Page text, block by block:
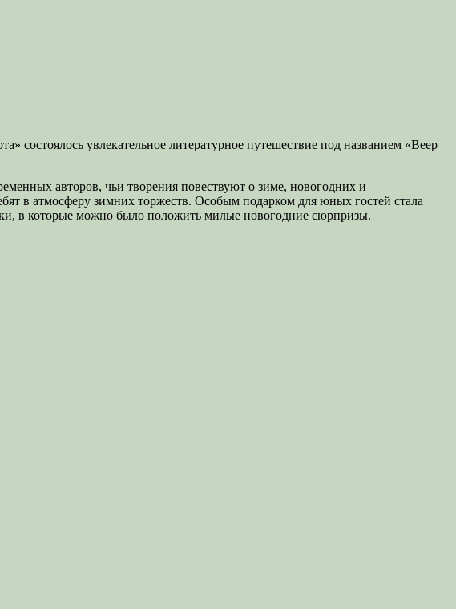
увлекательное литературное путешествие под названием «Веер
авторов, чьи творения повествуют о зиме, новогодних и
в атмосферу зимних торжеств. Особым подарком для юных гостей стала
в которые можно было положить милые новогодние сюрпризы.